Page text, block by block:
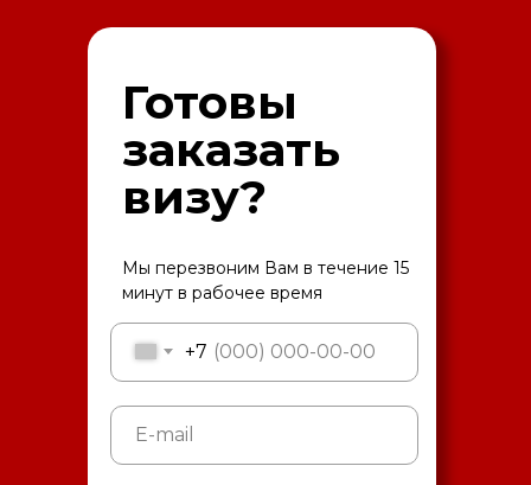
+7
Готовы
заказать
визу?
Мы перезвоним Вам в течение 15
минут в рабочее время